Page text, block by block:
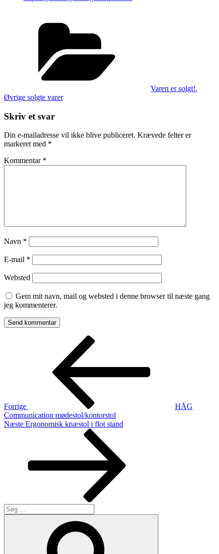
Varen er solgt!,
Øvrige solgte varer
Skriv et svar
Din e-mailadresse vil ikke blive publiceret. Krævede felter er
markeret med *
Kommentar *
Navn *
E-mail *
Websted
Gem mit navn, mail og websted i denne browser til næste gang
jeg kommenterer.
Indlægsnavigation
Forrige
HÅG
Communication mødestol/kontorstol
Næste
Næste Ergonomisk knæstol i flot stand
Søg
efter: